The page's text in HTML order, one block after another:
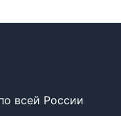
всей России